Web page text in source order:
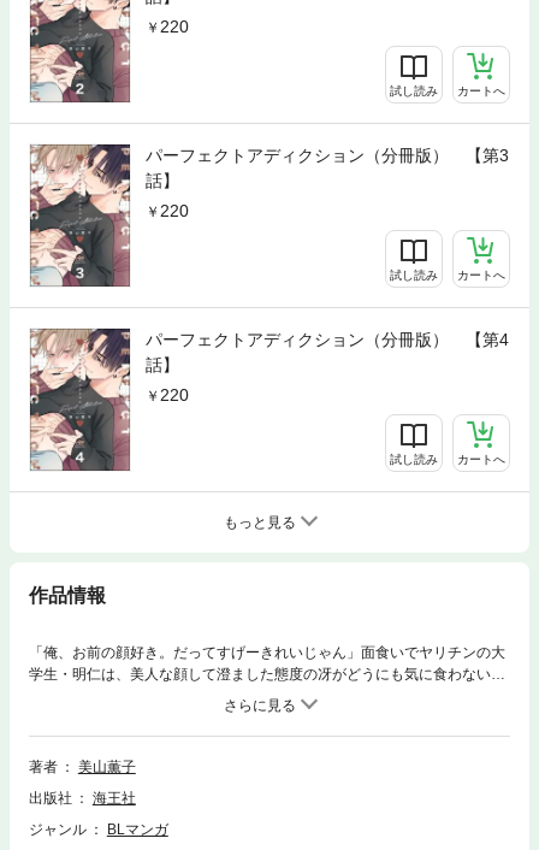
220
試し読み カートへ
パーフェクトアディクション（分冊版） 【第3
話】
220
試し読み カートへ
パーフェクトアディクション（分冊版） 【第4
話】
220
試し読み カートへ
もっと見る
作品情報
「俺、お前の顔好き。だってすげーきれいじゃん」面食いでヤリチンの大
学生・明仁は、美人な顔して澄ました態度の冴がどうにも気に食わない。
合コンで狙っていた女子も冴目当てだとわかり、イライラはMAXに。そん
な時、ホテル街で冴が男と揉めているところに遭遇した明仁。実はゲイで
ネコだが気持ちよくなれない悩みを明かす冴は普段とは打って変わって隙
だらけ。煽られた明仁は冴を強引に押し倒すが、予想外に感じまくる冴に
ション』に収録されています。重複購入にご注意ください。※本書は、デ
ジタル配信用として再編集・改訂したものです。 内容に大きな違いはご
著者
美山薫子
出版社
海王社
ジャンル
BLマンガ